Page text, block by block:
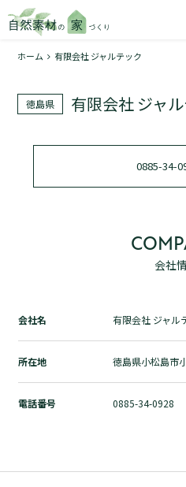
1
トップページ
加盟店検索
自然素材の家づくりとは？
ホーム 有限会社 ジャルテック
徳島県 有限会社 ジャ
0885-34-
会社
会社名 有限会社 ジャル
所在地 徳島県小松島市
電話番号 0885-34-0928